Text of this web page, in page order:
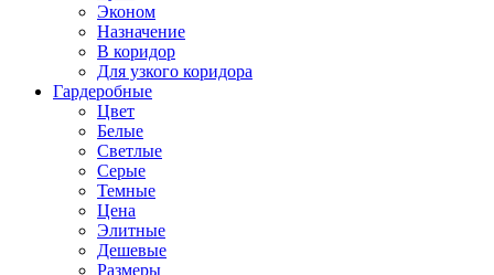
Эконом
Назначение
В коридор
Для узкого коридора
Гардеробные
Цвет
Белые
Светлые
Серые
Темные
Цена
Элитные
Дешевые
Размеры